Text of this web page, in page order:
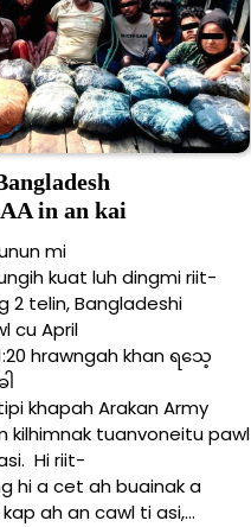
in an kai
mi
kuat luh dingmi riit-
2 telin, Bangladeshi
cu April
hrawngah khan ရသေ့
khapah Arakan Army
kilhimnak tuanvoneitu pawl
Hi riit-
hi a cet ah buainak a
ah an cawl ti asi,…